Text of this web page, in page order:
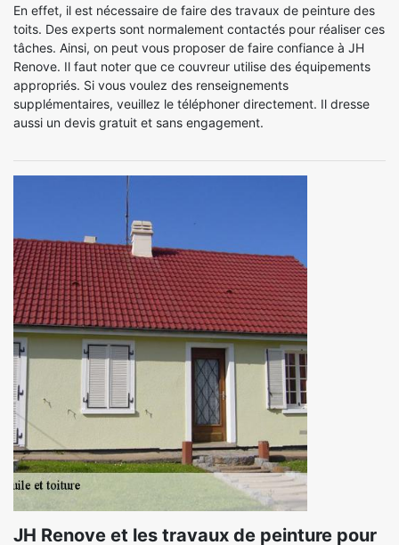
En effet, il est nécessaire de faire des travaux de peinture des
toits. Des experts sont normalement contactés pour réaliser ces
tâches. Ainsi, on peut vous proposer de faire confiance à JH
Renove. Il faut noter que ce couvreur utilise des équipements
appropriés. Si vous voulez des renseignements
supplémentaires, veuillez le téléphoner directement. Il dresse
aussi un devis gratuit et sans engagement.
JH Renove et les travaux de peinture pour